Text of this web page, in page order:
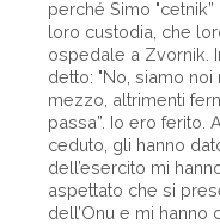
perché Simo
loro custodia, che
ospedale a Zvornik.
detto: "No, siamo
mezzo, altrimenti
passa”. Io ero ferito.
ceduto, gli hanno
dell’esercito mi
aspettato che si
dell’Onu e mi hanno